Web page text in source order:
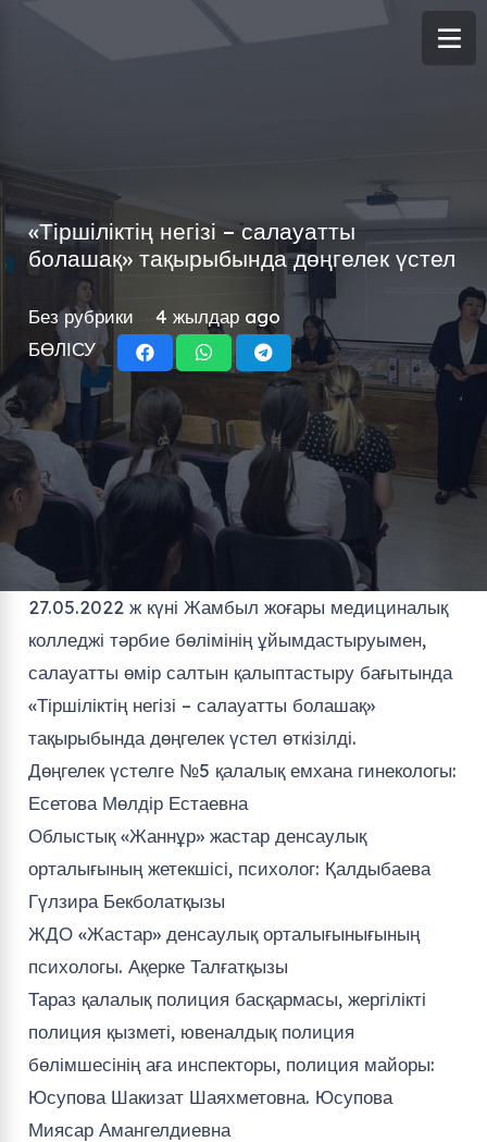
«Тіршіліктің негізі – салауатты
болашақ» тақырыбында дөңгелек үстел
Без рубрики
4 жылдар ago
БӨЛІСУ
27.05.2022 ж күні Жамбыл жоғары медициналық
колледжі тәрбие бөлімінің ұйымдастыруымен,
салауатты өмір салтын қалыптастыру бағытында
«Тіршіліктің негізі – салауатты болашақ»
тақырыбында дөңгелек үстел өткізілді.
Дөңгелек үстелге №5 қалалық емхана гинекологы:
Есетова Мөлдір Естаевна
Облыстық «Жаннұр» жастар денсаулық
орталығының жетекшісі, психолог: Қалдыбаева
Гүлзира Бекболатқызы
ЖДО «Жастар» денсаулық орталығынығының
психологы. Ақерке Талғатқызы
Тараз қалалық полиция басқармасы, жергілікті
полиция қызметі, ювеналдық полиция
бөлімшесінің аға инспекторы, полиция майоры:
Юсупова Шакизат Шаяхметовна. Юсупова
Миясар Амангелдиевна